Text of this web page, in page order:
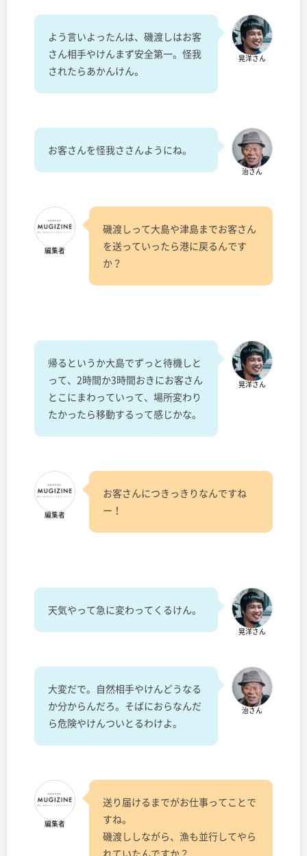
晃洋さん
よう言いよったんは、磯渡しはお客
さん相手やけんまず安全第一。怪我
されたらあかんけん。
治さん
お客さんを怪我ささんようにね。
編集者
磯渡しって大島や津島までお客さん
を送っていったら港に戻るんです
か？
晃洋さん
帰るというか大島でずっと待機しと
って、2時間か3時間おきにお客さん
とこにまわっていって、場所変わり
たかったら移動するって感じかな。
編集者
お客さんにつきっきりなんですね
ー！
晃洋さん
天気やって急に変わってくるけん。
治さん
大変だで。自然相手やけんどうなる
か分からんだろ。そばにおらなんだ
ら危険やけんついとるわけよ。
編集者
送り届けるまでがお仕事ってことで
すね。
磯渡ししながら、漁も並行してやら